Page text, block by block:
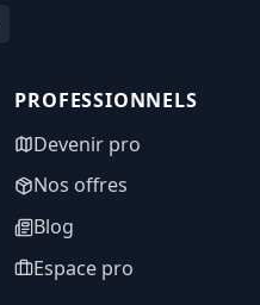
PROFESSIONNELS
Devenir pro
Nos offres
Blog
Espace pro